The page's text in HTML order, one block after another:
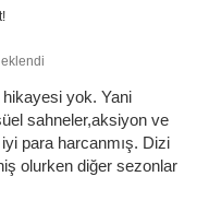
yok. Yani
sahneler,aksiyon ve
para harcanmış. Dizi
olurken diğer sezonlar